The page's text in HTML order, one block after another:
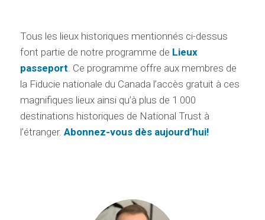
Tous les lieux historiques mentionnés ci-dessus
font partie de notre programme de Lieux
passeport. Ce programme offre aux membres de
la Fiducie nationale du Canada l’accès gratuit à ces
magnifiques lieux ainsi qu’à plus de 1 000
destinations historiques de National Trust à
l’étranger. Abonnez-vous dès aujourd’hui!